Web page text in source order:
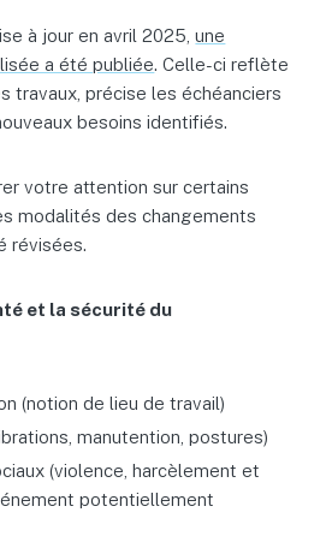
à jour en avril 2025,une
a été publiée. Celle-ci reflète
travaux, précise les échéanciers
besoins identifiés.
votre attention sur certains
modalités des changements
révisées.
et la sécurité du
(notion de lieu de travail)
manutention, postures)
(violence, harcèlement et
potentiellement